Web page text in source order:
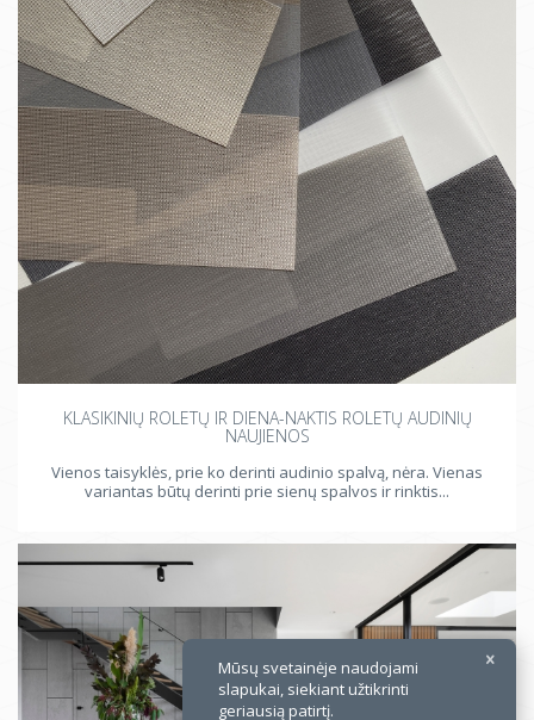
KLASIKINIŲ ROLETŲ IR DIENA-NAKTIS ROLETŲ AUDINIŲ
NAUJIENOS
Vienos taisyklės, prie ko derinti audinio spalvą, nėra. Vienas
variantas būtų derinti prie sienų spalvos ir rinktis...
Mūsų svetainėje naudojami
slapukai, siekiant užtikrinti
geriausią patirtį.